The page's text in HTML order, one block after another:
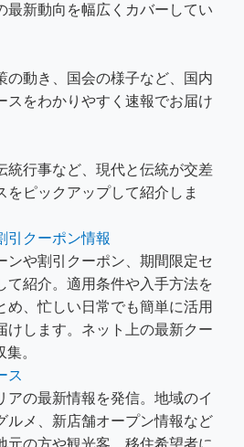
最新動向を幅広くカバーしてい
の動き、国会の様子など、国内
スをわかりやすく速報でお届け
統行事など、現代と伝統が交差
をピックアップして紹介しま
引クーポン情報
ンや割引クーポン、期間限定セ
て紹介。適用条件や入手方法を
め、忙しい日常でも簡単に活用
けします。ネット上の最新クー
。
ス
アの最新情報を発信。地域のイ
ルメ、新店舗オープン情報など
元の方や観光客、移住希望者に